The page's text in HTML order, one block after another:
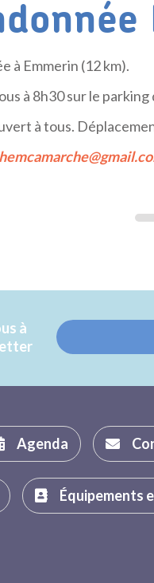
à Emmerin (12 km).
à 8h30 sur le
à tous.
à
Agenda
Équipements